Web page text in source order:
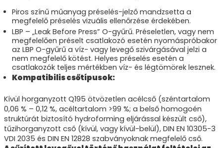
Piros színű műanyag préselés-jelző mandzsetta a
megfelelő préselés vizuális ellenőrzése érdekében.
LBP – „Leak Before Press” O-gyűrű. Préseletlen, vagy nem
megfelelően préselt csatlakozó esetén nyomáspróbakor
az LBP O-gyűrű a víz- vagy levegő szivárgásával jelzi a
nem megfelelő kötést. Helyes préselés esetén a
csatlakozók teljes mértékben víz- és légtömörek lesznek.
Kompatibilis csőtípusok:
Kívül horganyzott Q195 ötvözetlen acélcső (széntartalom
0,06 % – 0,12 %, acéltartalom >99 %; a belső homogoén
struktúrát biztosító hydroforming eljárással készült cső),
tűzihorganyzott cső (kívül, vagy kívül-belül), DIN EN 10305-3
VDI 2035 és DIN EN 12828 szabványoknak megfelelő cső.